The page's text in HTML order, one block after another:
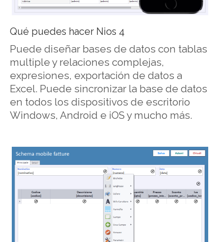
Qué puedes hacer Nios 4
Puede diseñar bases de datos con tablas
multiple y relaciones complejas,
expresiones, exportación de datos a
Excel. Puede sincronizar la base de datos
en todos los dispositivos de escritorio
Windows, Android e iOS y mucho más.